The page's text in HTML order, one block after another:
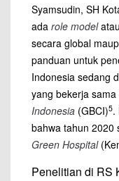
Syamsudin, SH
ada role model
secara global
panduan untuk
Indonesia sedang
yang bekerja sama
Indonesia (GBCI)5.
bahwa tahun 2020
Green Hospital
Penelitian di RS